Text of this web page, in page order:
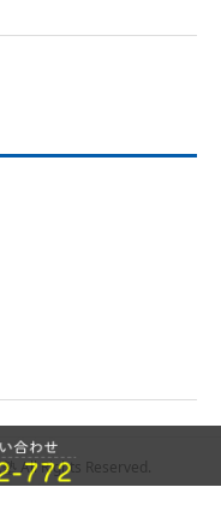
All Rights Reserved.